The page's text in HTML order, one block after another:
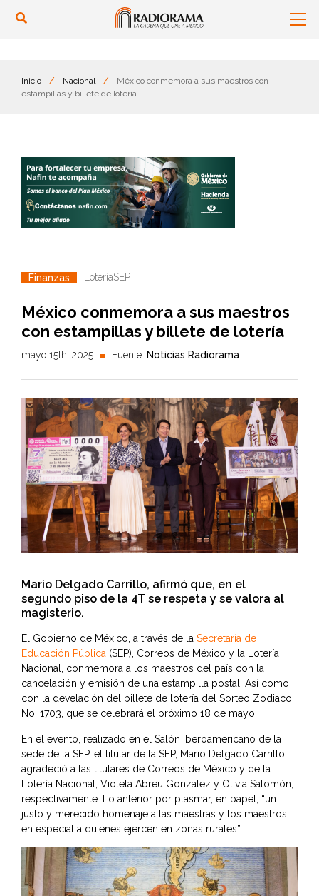
Inicio / Nacional /
México conmemora a sus maestros con
estampillas y billete de lotería
Finanzas LoteríaSEP
México conmemora a sus maestros
con estampillas y billete de lotería
mayo 15th, 2025 Fuente: Noticias Radiorama
Mario Delgado Carrillo, afirmó que, en el
segundo piso de la 4T se respeta y se valora al
magisterio.
El Gobierno de México, a través de la Secretaría de
Educación Pública (SEP), Correos de México y la Lotería
Nacional, conmemora a los maestros del país con la
cancelación y emisión de una estampilla postal. Así como
con la develación del billete de lotería del Sorteo Zodiaco
No. 1703, que se celebrará el próximo 18 de mayo.
En el evento, realizado en el Salón Iberoamericano de la
sede de la SEP, el titular de la SEP, Mario Delgado Carrillo,
agradeció a las titulares de Correos de México y de la
Lotería Nacional, Violeta Abreu González y Olivia Salomón,
respectivamente. Lo anterior por plasmar, en papel, “un
justo y merecido homenaje a las maestras y los maestros,
en especial a quienes ejercen en zonas rurales”.